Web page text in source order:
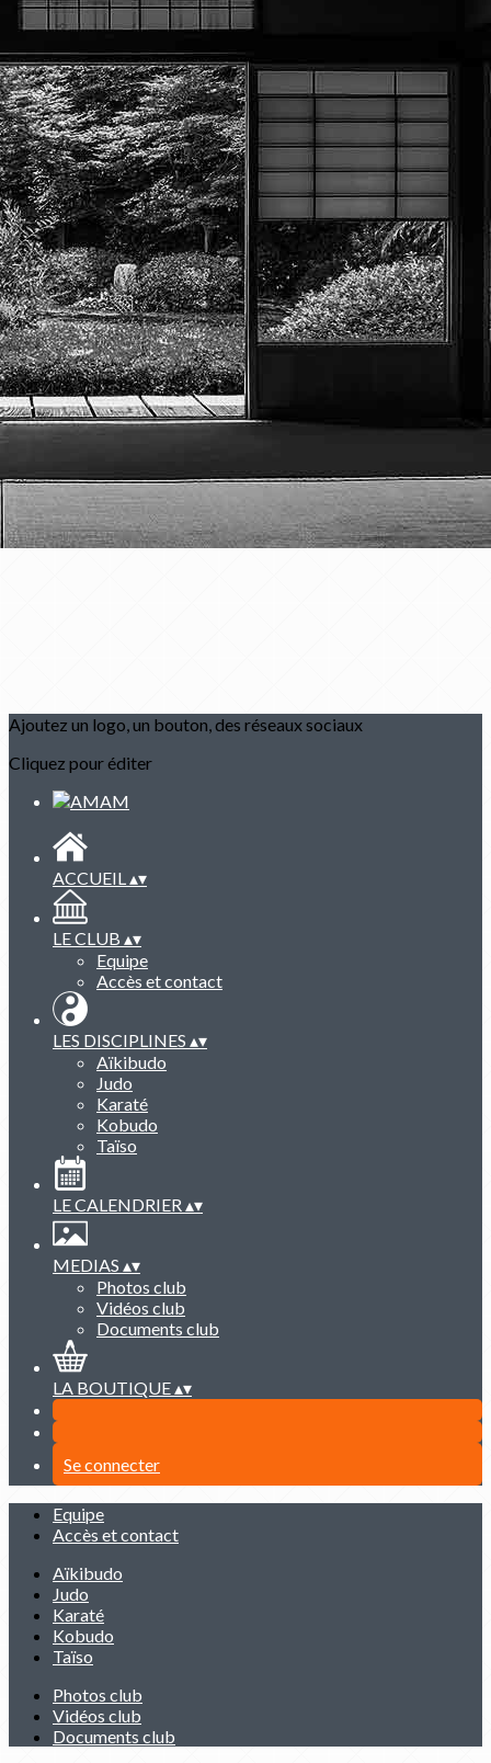
Exporter les lignes sélectionnées
Exporter uniquement les colonnes affichées
Menu
?>
Images de la page d'accueil
Cliquez pour éditer
Texte, bouton et/ou inscription à la newsletter
Cliquez pour éditer
Académie Menneçoise d'Arts
Martiaux
Je m'abonne à la newsletter
Ajoutez un logo, un bouton, des réseaux sociaux
Cliquez pour éditer
ACCUEIL▴▾
LE CLUB ▴▾
Equipe
Accès et contact
LES DISCIPLINES ▴▾
Aïkibudo
Judo
Karaté
Kobudo
Taïso
LE CALENDRIER▴▾
MEDIAS ▴▾
Photos club
Vidéos club
Documents club
LA BOUTIQUE▴▾
Se connecter
Equipe
Accès et contact
Aïkibudo
Judo
Karaté
Kobudo
Taïso
Photos club
Vidéos club
Documents club